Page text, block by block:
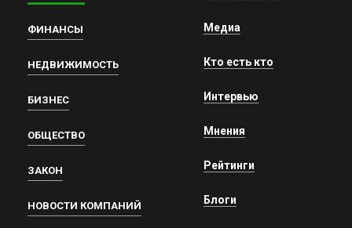
ФИНАНСЫ
НЕДВИЖИМОСТЬ
БИЗНЕС
ОБЩЕСТВО
ЗАКОН
НОВОСТИ КОМПАНИЙ
Медиа
Кто есть кто
Интервью
Мнения
Рейтинги
Блоги